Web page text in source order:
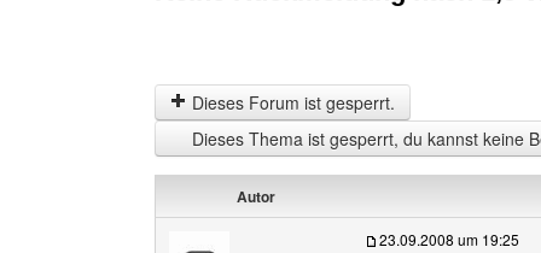
Dieses Forum ist gesperrt.
Dieses Thema ist gesperrt, du kannst keine
Autor
23.09.2008 um 19:25